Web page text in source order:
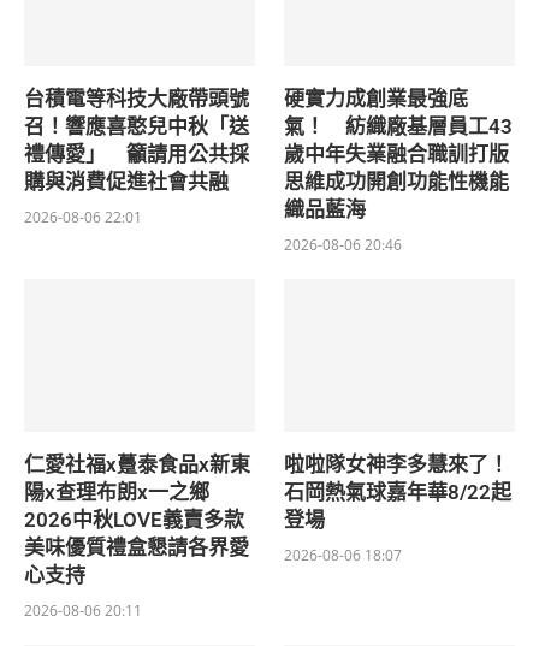
台積電等科技大廠帶頭號
召！響應喜憨兒中秋「送
禮傳愛」 籲請用公共採
購與消費促進社會共融
2026-08-06 22:01
硬實力成創業最強底
氣！ 紡織廠基層員工43
歲中年失業融合職訓打版
思維成功開創功能性機能
織品藍海
2026-08-06 20:46
仁愛社福x躉泰食品x新東
陽x查理布朗x一之鄉
2026中秋LOVE義賣多款
美味優質禮盒懇請各界愛
心支持
2026-08-06 20:11
啦啦隊女神李多慧來了！
石岡熱氣球嘉年華8/22起
登場
2026-08-06 18:07